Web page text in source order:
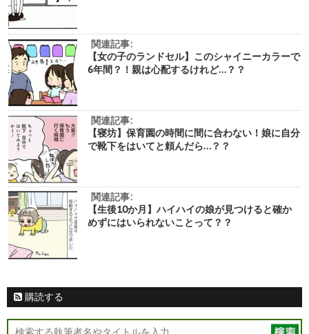
関連記事:
【女の子のランドセル】このシャイニーカラーで
6年間？！親は心配するけれど…？？
関連記事:
【寝坊】保育園の時間に間に合わない！娘に自分
で靴下をはいてと頼んだら…？？
関連記事:
【生後10か月】ハイハイの娘が見つけると確か
めずにはいられないことって？？
購読する